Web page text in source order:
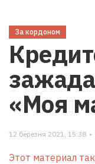
За кордоном
«Моя
12 березня 2021, 15:38 •
Этот материал